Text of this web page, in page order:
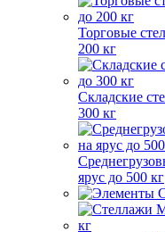
Торговые
200 кг
Складские
300 кг
ярус до 500 кг